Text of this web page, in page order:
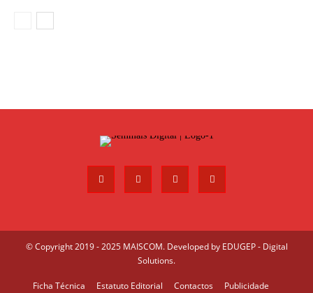
© Copyright 2019 - 2025 MAISCOM. Developed by EDUGEP - Digital
Solutions.
Ficha Técnica Estatuto Editorial Contactos Publicidade